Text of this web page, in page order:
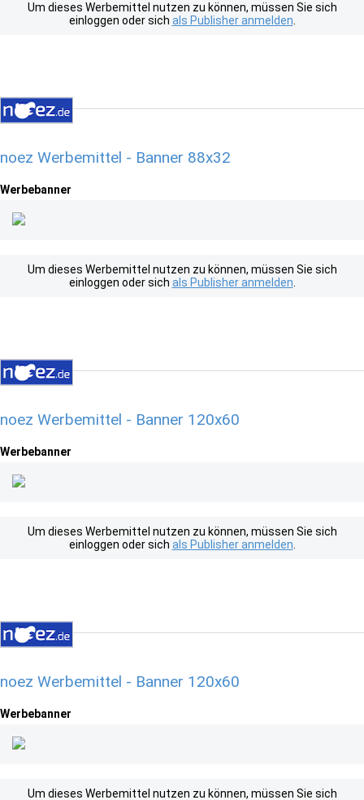
Um dieses Werbemittel nutzen zu können, müssen Sie sich
einloggen oder sich als Publisher anmelden
noez Werbemittel - Banner 88x32
Werbebanner
Um dieses Werbemittel nutzen zu können, müssen Sie sich
einloggen oder sich als Publisher anmelden
noez Werbemittel - Banner 120x60
Werbebanner
Um dieses Werbemittel nutzen zu können, müssen Sie sich
einloggen oder sich als Publisher anmelden
noez Werbemittel - Banner 120x60
Werbebanner
Um dieses Werbemittel nutzen zu können, müssen Sie sich